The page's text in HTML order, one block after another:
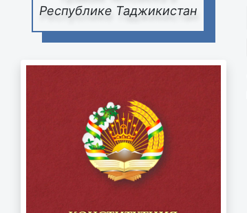
Республике Таджикистан